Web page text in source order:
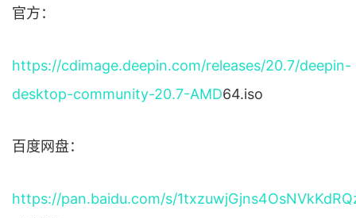
官方：
https://cdimage.deepin.com/releases/20.7/deepin-
desktop-community-20.7-AMD64.iso
百度网盘：
https://pan.baidu.com/s/